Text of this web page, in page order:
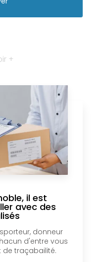
+
il est
avec des
donneur
d'entre vous
de traçabailité.